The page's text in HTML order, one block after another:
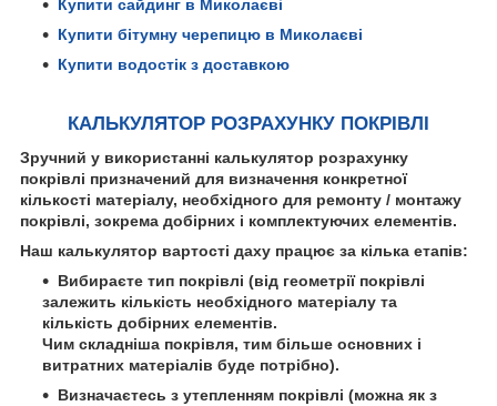
Купити сайдинг в Миколаєві
Купити бітумну черепицю в Миколаєві
Купити водостік з доставкою
КАЛЬКУЛЯТОР РОЗРАХУНКУ ПОКРІВЛІ
Зручний у використанні калькулятор розрахунку
покрівлі призначений для визначення конкретної
кількості матеріалу, необхідного для ремонту / монтажу
покрівлі, зокрема добірних і комплектуючих елементів.
Наш калькулятор вартості даху працює за кілька етапів:
Вибираєте тип покрівлі (від геометрії покрівлі
залежить кількість необхідного матеріалу та
кількість добірних елементів.
Чим складніша покрівля, тим більше основних і
витратних матеріалів буде потрібно).
Визначаєтесь з утепленням покрівлі (можна як з